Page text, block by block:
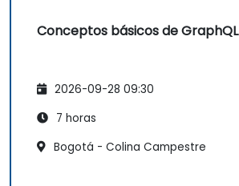
Conceptos básicos de GraphQL
2026-09-28 09:30
7 horas
Bogotá - Colina Campestre